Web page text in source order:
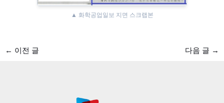
▲ 화학공업일보 지면 스크랩본
← 이전 글 다음 글 →